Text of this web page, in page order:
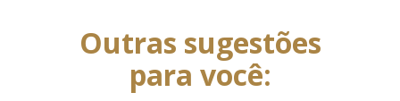
Outras sugestões
para você: